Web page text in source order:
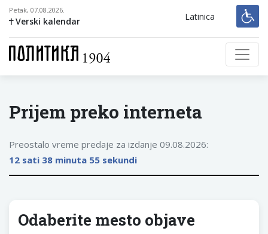
Petak, 07.08.2026.
Verski kalendar Latinica
Prijem preko interneta
Preostalo vreme predaje za izdanje 09.08.2026:
12 sati 38 minuta 55 sekundi
Odaberite mesto objave